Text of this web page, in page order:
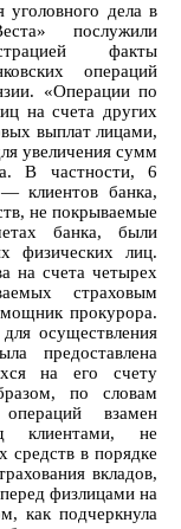
дела в
послужили
факты
операций
«Операции по
на счета других
выплат лицами,
увеличения сумм
В частности, 6
клиентов банка,
не покрываемые
банка, были
физических лиц.
на счета четырех
страховым
прокурора.
осуществления
предоставлена
на его счету
по словам
взамен
клиентами, не
в порядке
вкладов,
физлицами на
как подчеркнула